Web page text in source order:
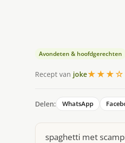
Avondeten & hoofdgerechten
Recept van joke
Delen: WhatsApp
spaghetti met